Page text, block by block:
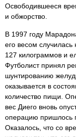
Освободившееся
и обжорство.
В 1997 году
его весом
127 килограммов и
Футболист принял
шунтированию
оказывается в
количество пищи.
вес Диего вновь
операцию пришлось
Оказалось, что со